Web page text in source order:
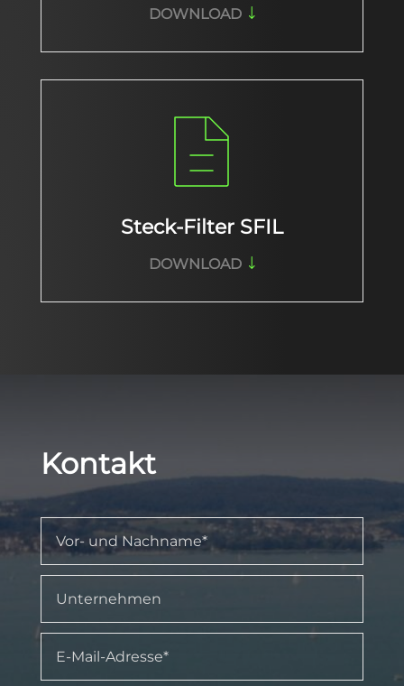
DOWNLOAD
Steck-Filter SFIL
DOWNLOAD
Kontakt